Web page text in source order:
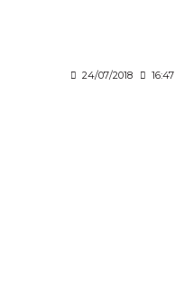
24/07/2018 16:47